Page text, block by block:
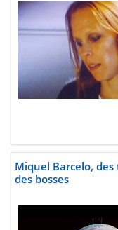
Miquel Barcelo,
des bosses